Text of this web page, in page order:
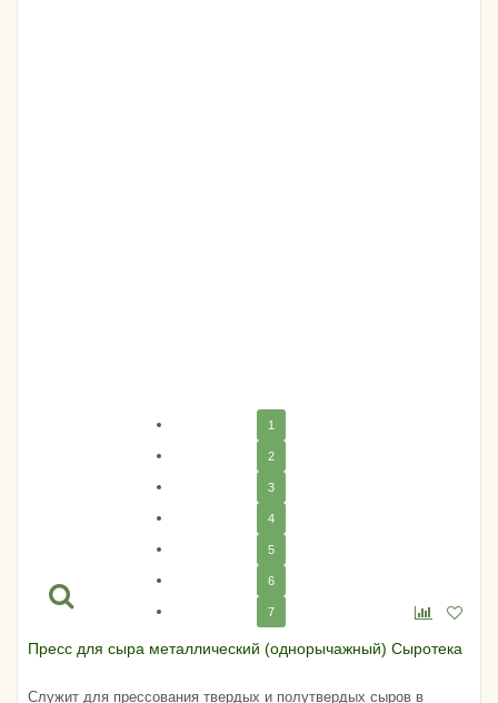
1
2
3
4
5
6
7
Пресс для сыра металлический (однорычажный) Сыротека
Служит для прессования твердых и полутвердых сыров в